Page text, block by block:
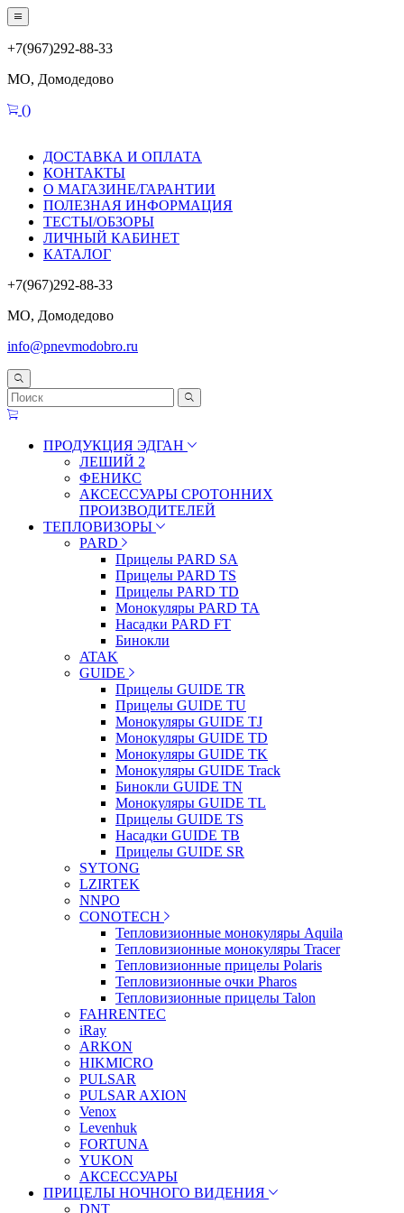
+7(967)292-88-33
МО, Домодедово
()
ДОСТАВКА И ОПЛАТА
КОНТАКТЫ
О МАГАЗИНЕ/ГАРАНТИИ
ПОЛЕЗНАЯ ИНФОРМАЦИЯ
ТЕСТЫ/ОБЗОРЫ
ЛИЧНЫЙ КАБИНЕТ
КАТАЛОГ
+7(967)292-88-33
МО, Домодедово
info@pnevmodobro.ru
ПРОДУКЦИЯ ЭДГАН
ЛЕШИЙ 2
ФЕНИКС
АКСЕССУАРЫ СРОТОННИХ
ПРОИЗВОДИТЕЛЕЙ
ТЕПЛОВИЗОРЫ
PARD
Прицелы PARD SA
Прицелы PARD TS
Прицелы PARD TD
Монокуляры PARD TA
Насадки PARD FT
Бинокли
ATAK
GUIDE
Прицелы GUIDE TR
Прицелы GUIDE TU
Монокуляры GUIDE TJ
Монокуляры GUIDE TD
Монокуляры GUIDE TK
Монокуляры GUIDE Track
Бинокли GUIDE TN
Монокуляры GUIDE TL
Прицелы GUIDE TS
Насадки GUIDE TB
Прицелы GUIDE SR
SYTONG
LZIRTEK
NNPO
CONOTECH
Тепловизионные монокуляры Aquila
Тепловизионные монокуляры Tracer
Тепловизионные прицелы Polaris
Тепловизионные очки Pharos
Тепловизионные прицелы Talon
FAHRENTEC
iRay
ARKON
HIKMICRO
PULSAR
PULSAR AXION
Venox
Levenhuk
FORTUNA
YUKON
АКСЕССУАРЫ
ПРИЦЕЛЫ НОЧНОГО ВИДЕНИЯ
DNT